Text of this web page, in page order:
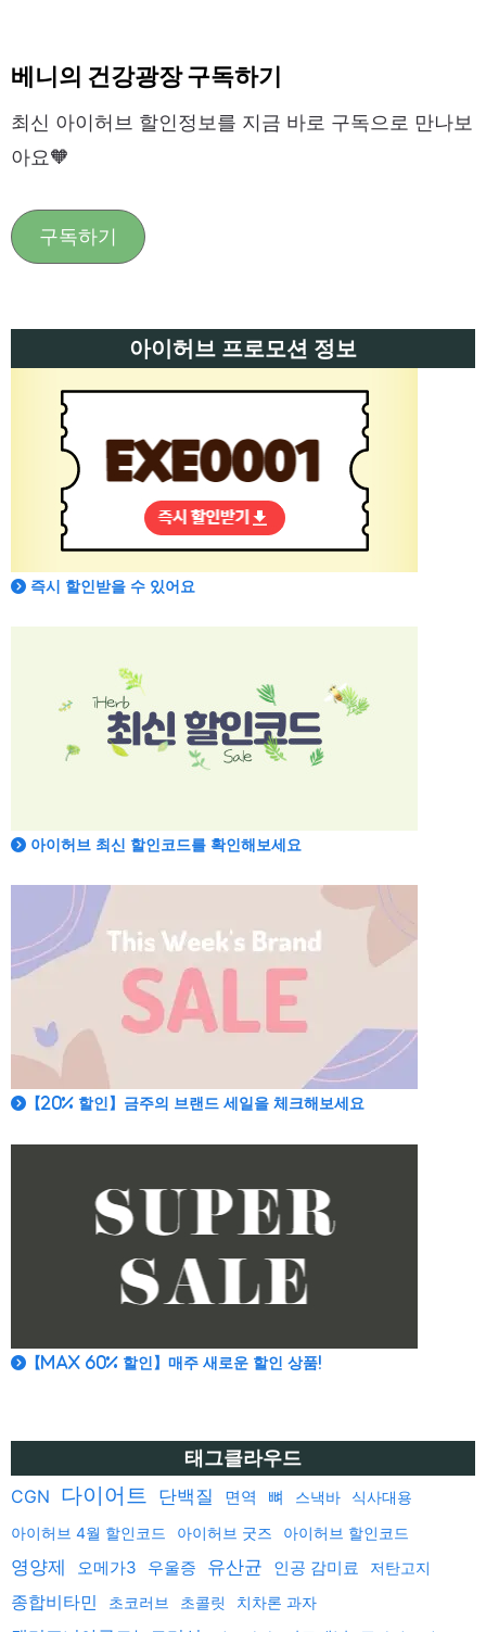
베니의 건강광장 구독하기
최신 아이허브 할인정보를 지금 바로 구독으로 만나보
아요🧡
구독하기
아이허브 프로모션 정보
즉시 할인받을 수 있어요
아이허브 최신 할인코드를 확인해보세요
【20% 할인】금주의 브랜드 세일을 체크해보세요
【MAX 60% 할인】매주 새로운 할인 상품!
태그클라우드
CGN 다이어트 단백질 면역 뼈 스낵바
식사대용
아이허브 4월 할인코드
아이허브 굿즈 아이허브 할인코드
영양제 오메가3 우울증 유산균 인공 감미료 저탄고지
종합비타민 초코러브 초콜릿 치차론 과자